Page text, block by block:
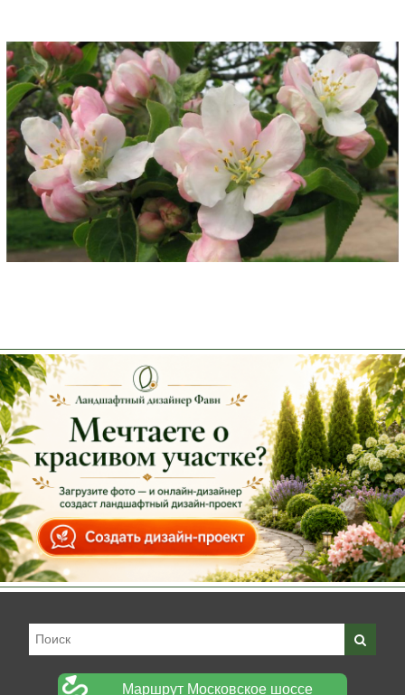
Маршрут Московское шоссе